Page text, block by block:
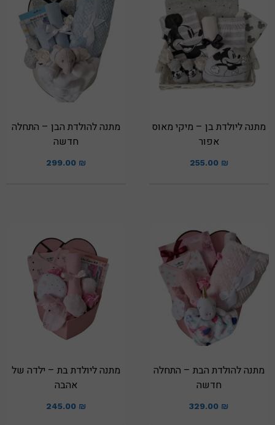
מתנה ליולדת בן – מיקי מאוס
אפור
255.00 ₪
מתנה להולדת הבן – התחלה
חדשה
299.00 ₪
מתנה להולדת הבת – התחלה
חדשה
329.00 ₪
מתנה ליולדת בת – ילדה של
אהבה
245.00 ₪